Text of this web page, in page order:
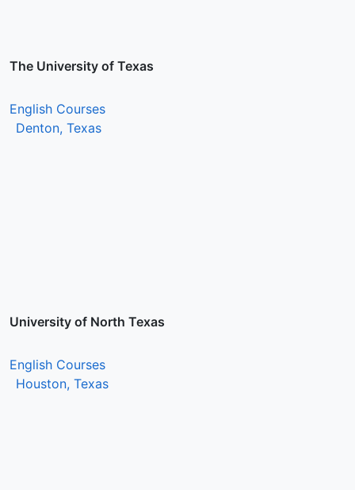
The University of Texas
English Courses
Denton, Texas
University of North Texas
English Courses
Houston, Texas